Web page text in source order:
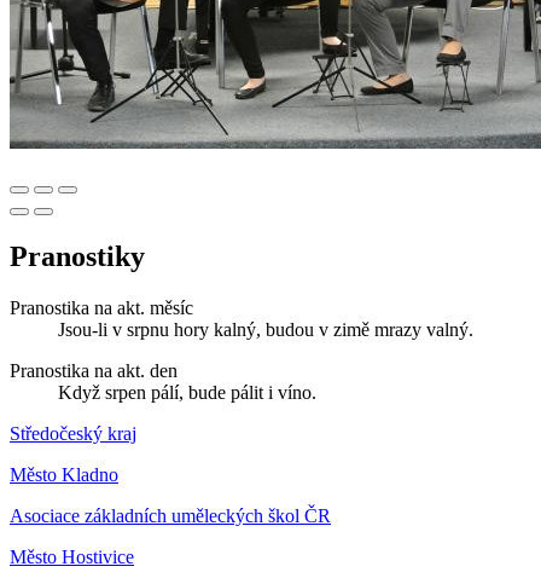
Pranostiky
Pranostika na akt. měsíc
Jsou-li v srpnu hory kalný, budou v zimě mrazy valný.
Pranostika na akt. den
Když srpen pálí, bude pálit i víno.
Středočeský kraj
Město Kladno
Asociace základních uměleckých škol ČR
Město Hostivice